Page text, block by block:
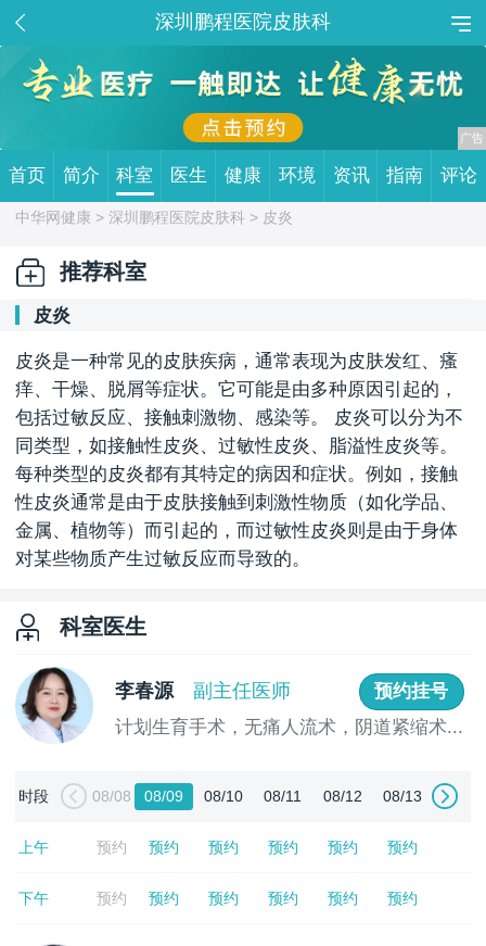
深圳鹏程医院皮肤科
首页 简介 科室 医生 健康 环境 资讯 指南 评论
中华网健康 >深圳鹏程医院皮肤科 > 皮炎
推荐科室
皮炎
皮炎是一种常见的皮肤疾病，通常表现为皮肤发红、瘙
痒、干燥、脱屑等症状。它可能是由多种原因引起的，
包括过敏反应、接触刺激物、感染等。 皮炎可以分为不
同类型，如接触性皮炎、过敏性皮炎、脂溢性皮炎等。
每种类型的皮炎都有其特定的病因和症状。例如，接触
性皮炎通常是由于皮肤接触到刺激性物质（如化学品、
金属、植物等）而引起的，而过敏性皮炎则是由于身体
对某些物质产生过敏反应而导致的。
科室医生
李春源 副主任医师
预约挂号
计划生育手术，无痛人流术，阴道紧缩术...
时段 08/08 08/09 08/10 08/11 08/12 08/13
上午 预约 预约 预约 预约 预约 预约
下午 预约 预约 预约 预约 预约 预约